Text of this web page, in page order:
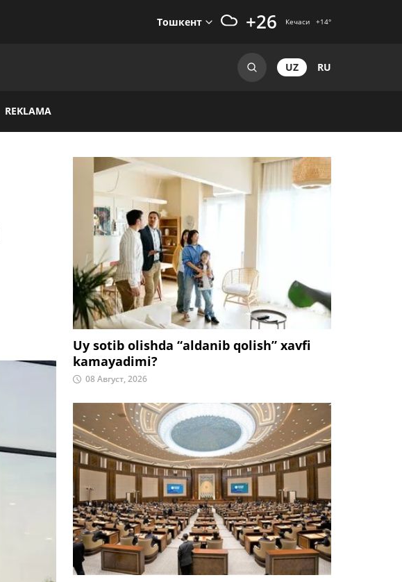
Тошкент +26 Кечаси +14°
UZ RU
REKLAMA
Uy sotib olishda “aldanib qolish” xavfi
kamayadimi?
08 Август, 2026